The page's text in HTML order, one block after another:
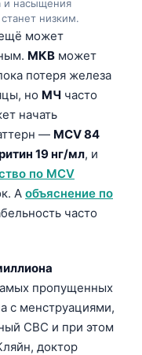
и насыщения
низким.
ещё может
МКВ может
потеря железа
но МЧ часто
начать
— MCV 84
19 нг/мл, и
по MCV
А объяснение по
часто
пропущенных
с менструациями,
CBC и при этом
доктор